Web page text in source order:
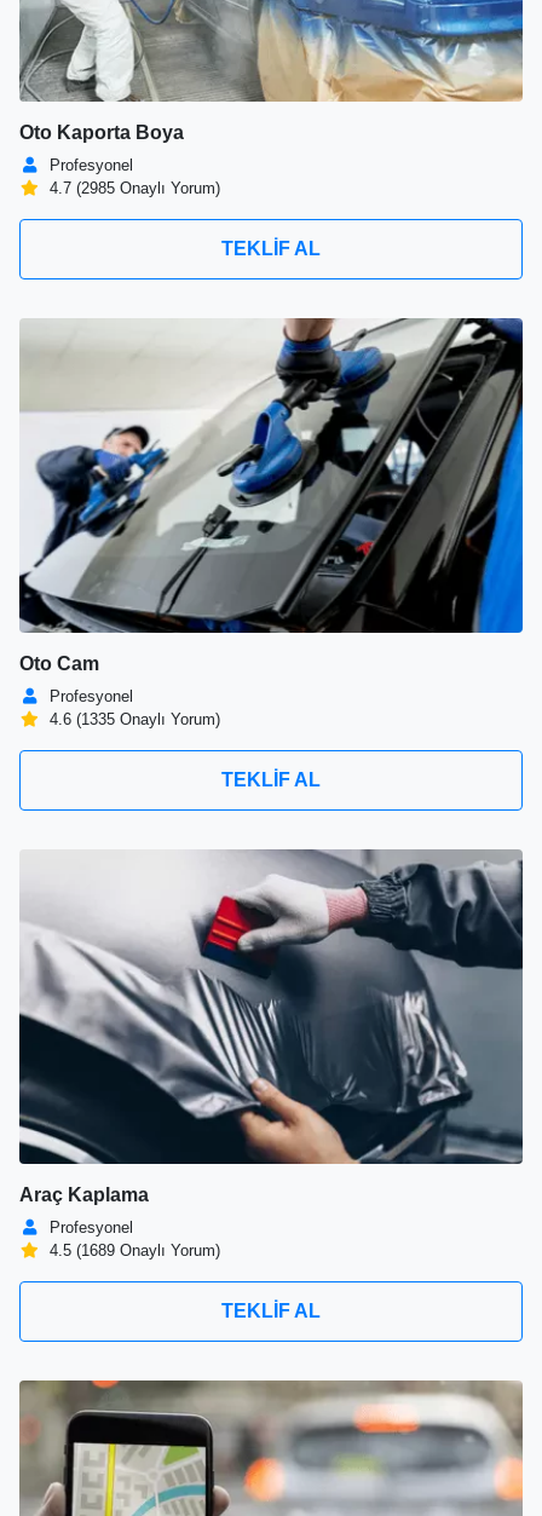
Oto Kaporta Boya
Profesyonel
4.7 (2985 Onaylı Yorum)
TEKLİF AL
Oto Cam
Profesyonel
4.6 (1335 Onaylı Yorum)
TEKLİF AL
Araç Kaplama
Profesyonel
4.5 (1689 Onaylı Yorum)
TEKLİF AL